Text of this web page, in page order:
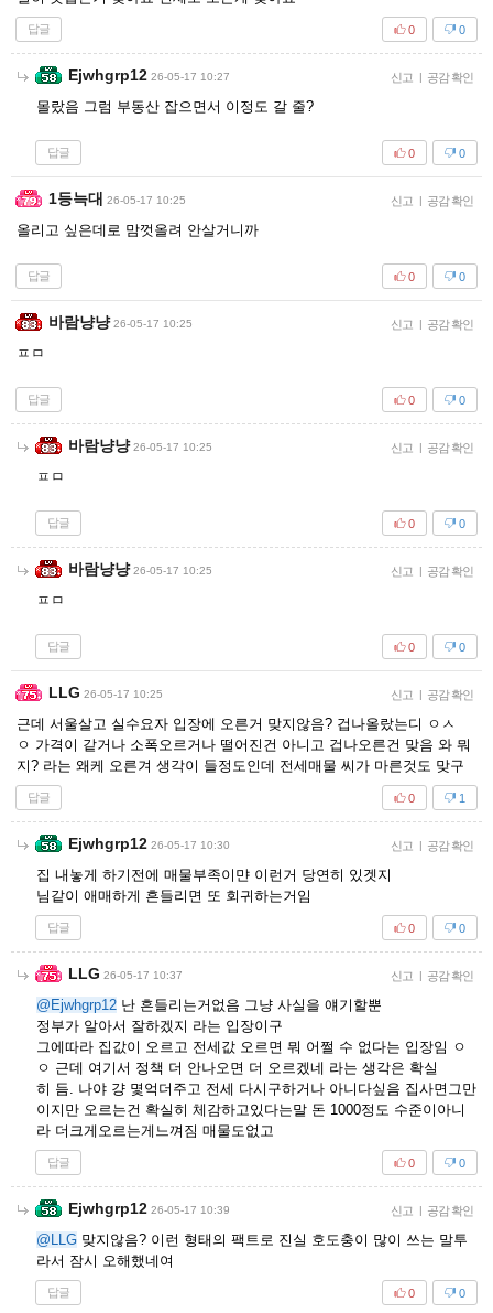
답글 0
0
Ejwhgrp12 26-05-17 10:27 신고 공감 확인
몰랐음 그럼 부동산 잡으면서 이정도 갈 줄?
답글 0
0
1등늑대 26-05-17 10:25 신고 공감 확인
올리고 싶은데로 맘껏올려 안살거니까
답글 0
0
바람냥냥 26-05-17 10:25 신고 공감 확인
ㅍㅁ
답글 0
0
바람냥냥 26-05-17 10:25 신고 공감 확인
ㅍㅁ
답글 0
0
바람냥냥 26-05-17 10:25 신고 공감 확인
ㅍㅁ
답글 0
0
LLG 26-05-17 10:25 신고 공감 확인
근데 서울살고 실수요자 입장에 오른거 맞지않음? 겁나올랐는디 ㅇㅅ
ㅇ 가격이 같거나 소폭오르거나 떨어진건 아니고 겁나오른건 맞음 와 뭐
지? 라는 왜케 오른겨 생각이 들정도인데 전세매물 씨가 마른것도 맞구
답글 1
0
Ejwhgrp12 26-05-17 10:30 신고 공감 확인
집 내놓게 하기전에 매물부족이먄 이런거 당연히 있겟지
님같이 애매하게 흔들리면 또 회귀하는거임
답글 0
0
LLG 26-05-17 10:37 신고 공감 확인
@Ejwhgrp12 난 흔들리는거없음 그냥 사실을 얘기할뿐
정부가 알아서 잘하겠지 라는 입장이구
그에따라 집값이 오르고 전세값 오르면 뭐 어쩔 수 없다는 입장임 ㅇ
ㅇ 근데 여기서 정책 더 안나오면 더 오르겠네 라는 생각은 확실
히 듬. 나야 걍 몇억더주고 전세 다시구하거나 아니다싶음 집사면그만
이지만 오르는건 확실히 체감하고있다는말 돈 1000정도 수준이아니
라 더크게오르는게느껴짐 매물도없고
답글 0
0
Ejwhgrp12 26-05-17 10:39 신고 공감 확인
@LLG 맞지않음? 이런 형태의 팩트로 진실 호도충이 많이 쓰는 말투
라서 잠시 오해했네여
답글 0
0